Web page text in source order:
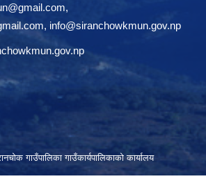
,
, info@siranchowkmun.gov.np
गाउँपालिका गाउँकार्यपालिकाको कार्यालय